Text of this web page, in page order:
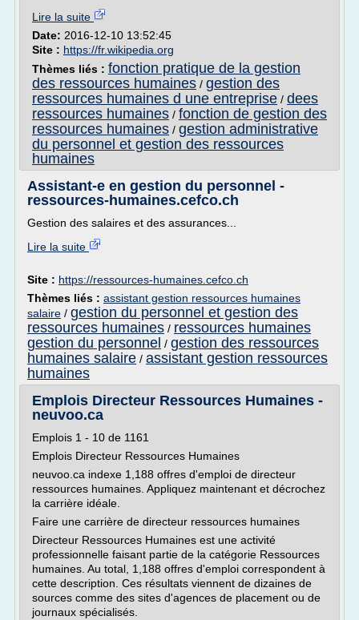
Lire la suite
Date: 2016-12-10 13:52:45
Site : https://fr.wikipedia.org
Thèmes liés : fonction pratique de la gestion
des ressources humaines / gestion des
ressources humaines d une entreprise / dees
ressources humaines / fonction de gestion des
ressources humaines / gestion administrative
du personnel et gestion des ressources
humaines
Assistant-e en gestion du personnel -
ressources-humaines.cefco.ch
Gestion des salaires et des assurances...
Lire la suite
Site : https://ressources-humaines.cefco.ch
Thèmes liés : assistant gestion ressources humaines
salaire / gestion du personnel et gestion des
ressources humaines / ressources humaines
gestion du personnel / gestion des ressources
humaines salaire / assistant gestion ressources
humaines
Emplois Directeur Ressources Humaines -
neuvoo.ca
Emplois 1 - 10 de 1161
Emplois Directeur Ressources Humaines
neuvoo.ca indexe 1,188 offres d'emploi de directeur
ressources humaines. Appliquez maintenant et décrochez
la carrière idéale.
Faire une carrière de directeur ressources humaines
Directeur Ressources Humaines est une activité
professionnelle faisant partie de la catégorie Ressources
humaines. Au total, 1,188 offres d'emploi correspondent à
cette description. Ces résultats viennent de dizaines de
sources comme des sites d'agences de placement ou de
journaux spécialisés.